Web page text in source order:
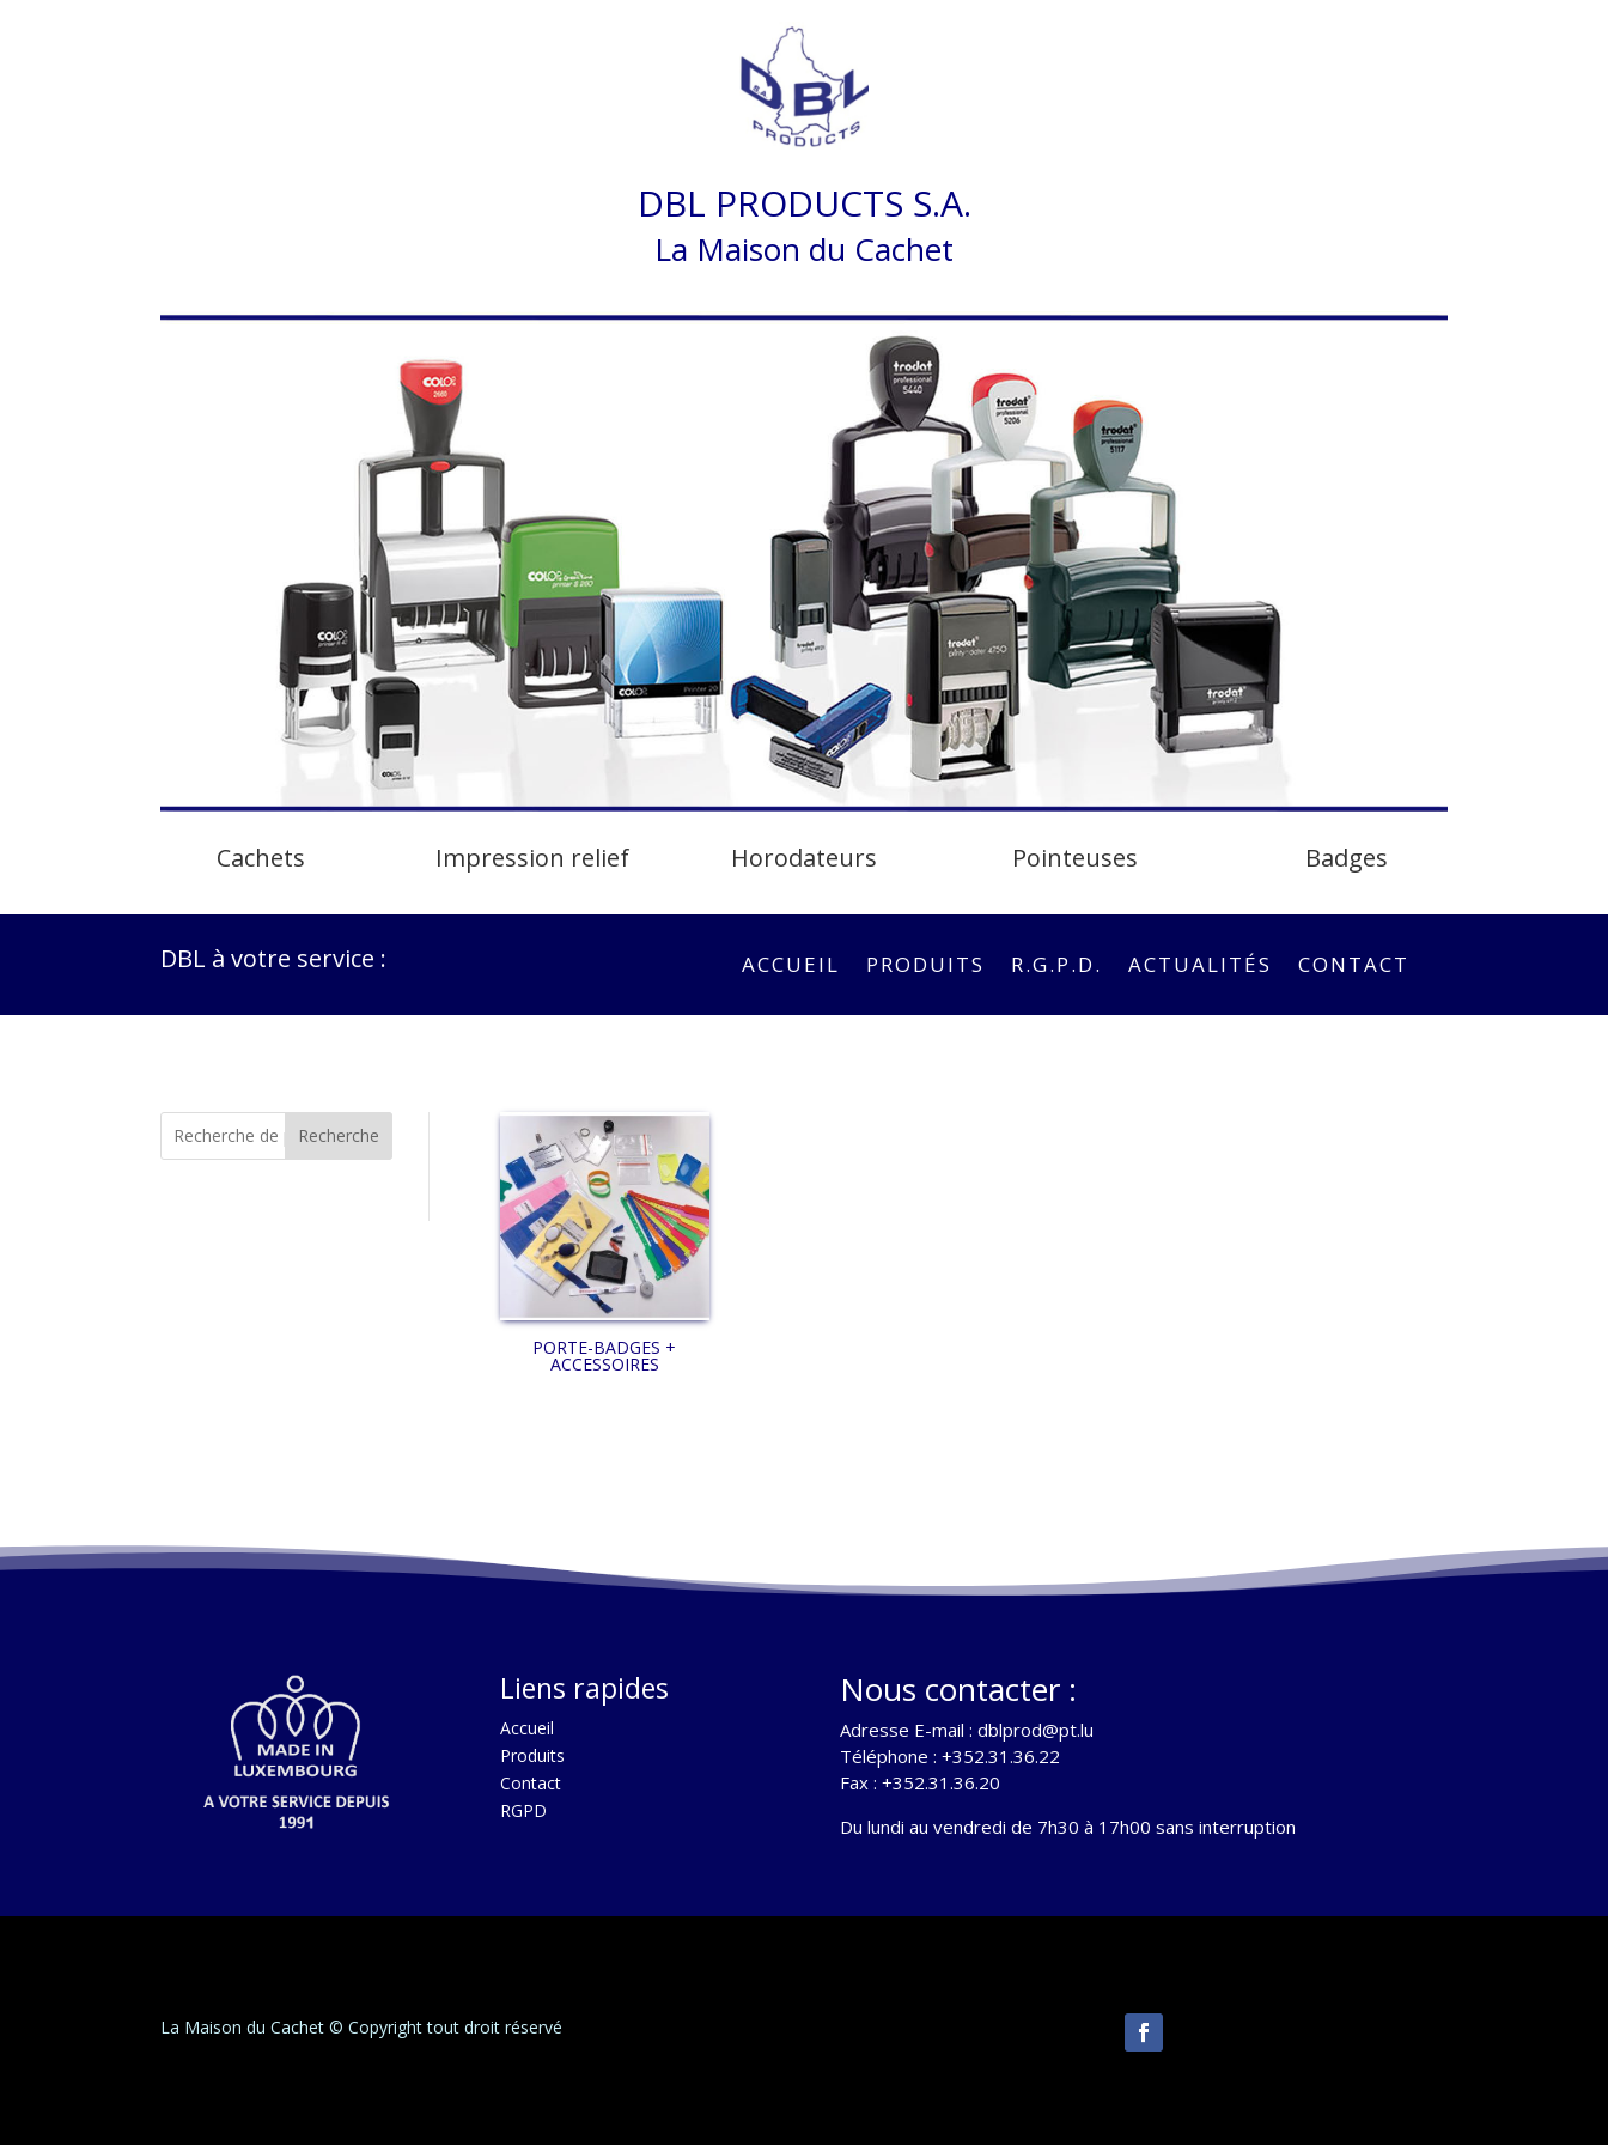
DBL PRODUCTS S.A.
La Maison du Cachet
Cachets Impression relief Horodateurs Pointeuses Badges
DBL à votre service : ACCUEIL PRODUITS R.G.P.D. ACTUALITÉS CONTACT
Recherche
PORTE-BADGES +
ACCESSOIRES
Liens rapides
Accueil
Produits
Contact
RGPD
Nous contacter :
Adresse E-mail : dblprod@pt.lu
Téléphone : +352.31.36.22
Fax : +352.31.36.20
Du lundi au vendredi de 7h30 à 17h00 sans interruption
La Maison du Cachet © Copyright tout droit réservé